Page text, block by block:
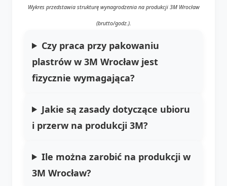
Wykres przedstawia strukturę wynagrodzenia na produkcji 3M Wrocław
(brutto/godz.).
Czy praca przy pakowaniu
plastrów w 3M Wrocław jest
fizycznie wymagająca?
Jakie są zasady dotyczące ubioru
i przerw na produkcji 3M?
Ile można zarobić na produkcji w
3M Wrocław?